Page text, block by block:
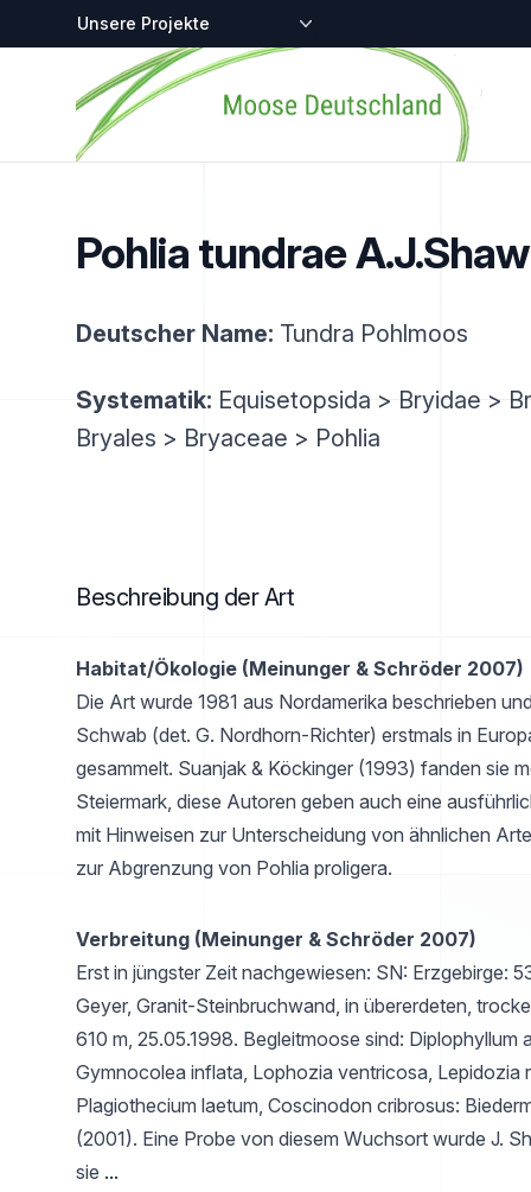
Zentralstellen-Projekte
Startseite
Pohlia tundrae A.J.Shaw
Deutscher Name: Tundra Pohlmoos
Systematik: Equisetopsida > Bryidae >
Bryales > Bryaceae > Pohlia
Beschreibung der Art
Habitat/Ökologie (Meinunger & Schröder 2007)
Die Art wurde 1981 aus Nordamerika beschrieben
Schwab (det. G. Nordhorn-Richter) erstmals in
gesammelt. Suanjak & Köckinger (1993) fanden sie
Steiermark, diese Autoren geben auch eine
mit Hinweisen zur Unterscheidung von ähnlichen
zur Abgrenzung von Pohlia proligera.
Verbreitung (Meinunger & Schröder 2007)
Erst in jüngster Zeit nachgewiesen: SN: Erzgebirge:
Geyer, Granit-Steinbruchwand, in übererdeten,
610 m, 25.05.1998. Begleitmoose sind: Diplophyllum
Gymnocolea inflata, Lophozia ventricosa, Lepidozia
Plagiothecium laetum, Coscinodon cribrosus:
(2001). Eine Probe von diesem Wuchsort wurde J.
sie ...